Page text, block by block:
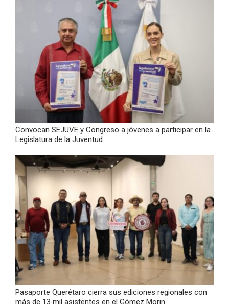
Convocan SEJUVE y Congreso a jóvenes a participar en la
Legislatura de la Juventud
Pasaporte Querétaro cierra sus ediciones regionales con
más de 13 mil asistentes en el Gómez Morin